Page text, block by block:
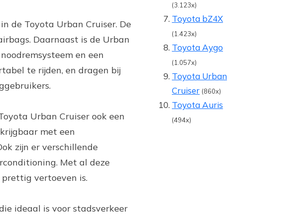
de Toyota Urban Cruiser. De
Daarnaast is de Urban
en een
te rijden, en dragen bij
Urban Cruiser ook een
met een
zijn er verschillende
Met al deze
vertoeven is.
ideaal is voor stadsverkeer
(3.123x)
Toyota bZ4X
(1.423x)
Toyota Aygo
(1.057x)
Toyota Urban
Cruiser (860x)
Toyota Auris
(494x)